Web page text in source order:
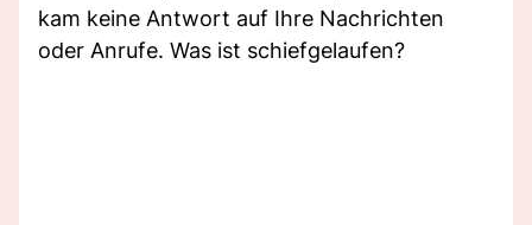
kam keine Antwort auf Ihre Nachrichten
oder Anrufe. Was ist schiefgelaufen?